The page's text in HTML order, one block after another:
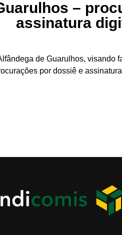
–
assinatura
de Guarulhos,
por dossiê e